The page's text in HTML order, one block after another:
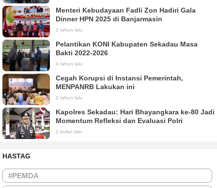
Menteri Kebudayaan Fadli Zon Hadiri Gala
Dinner HPN 2025 di Banjarmasin
1 tahun lalu
Pelantikan KONI Kabupaten Sekadau Masa
Bakti 2022-2026
4 tahun lalu
Cegah Korupsi di Instansi Pemerintah,
MENPANRB Lakukan ini
2 tahun lalu
Kapolres Sekadau: Hari Bhayangkara ke-80 Jadi
Momentum Refleksi dan Evaluasi Polri
1 bulan lalu
HASTAG
#PEMDA